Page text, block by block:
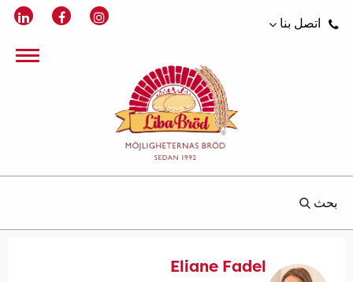
اتصل بنا
بحث
Eliane Fadel